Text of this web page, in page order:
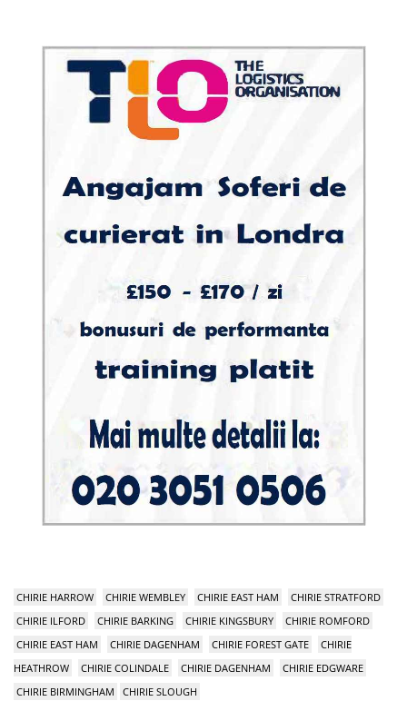
CHIRIE HARROW CHIRIE WEMBLEY CHIRIE EAST HAM
CHIRIE STRATFORD
CHIRIE ILFORD
CHIRIE BARKING CHIRIE KINGSBURY
CHIRIE ROMFORD
CHIRIE EAST HAM
CHIRIE DAGENHAM CHIRIE FOREST GATE
CHIRIE
HEATHROW
CHIRIE COLINDALE CHIRIE DAGENHAM
CHIRIE EDGWARE
CHIRIE BIRMINGHAM
CHIRIE SLOUGH